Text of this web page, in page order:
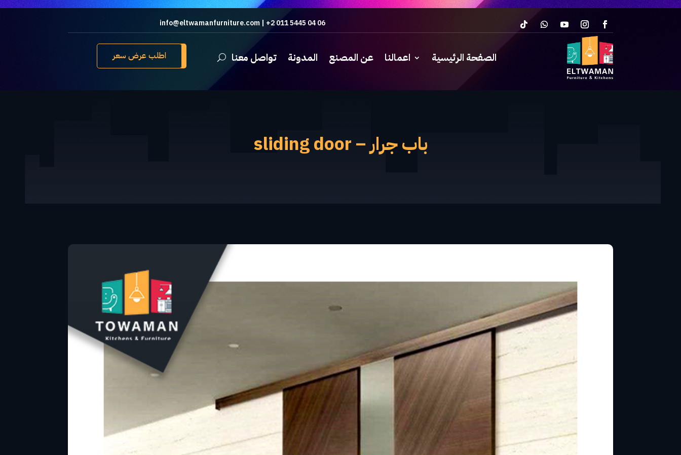
info@eltwamanfurniture.com | +2 011 5445 04 06
اطلب عرض سعر الصفحة الرئيسية اعمالنا عن المصنع المدونة تواصل معنا
باب جرار – sliding door